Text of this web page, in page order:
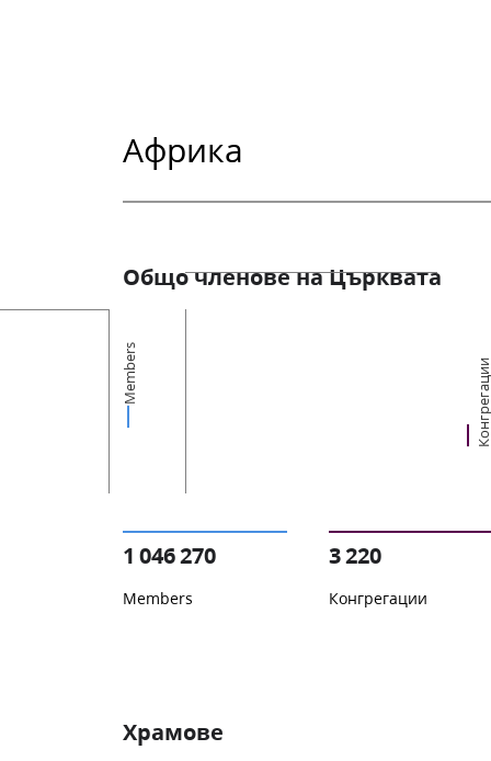
Африка
Общо членове на Църквата
Members Конгрегации
1 046 270
Members
3 220
Конгрегации
Храмове